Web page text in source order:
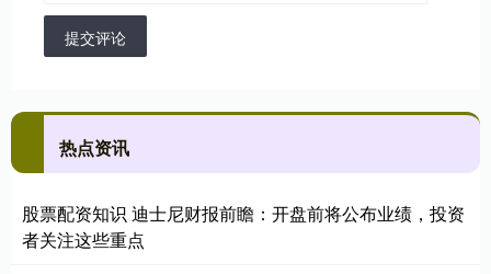
提交评论
热点资讯
股票配资知识 迪士尼财报前瞻：开盘前将公布业绩，投资
者关注这些重点